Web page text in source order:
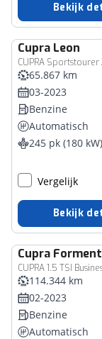
Bekijk
Cupra Leon
65.867 km
03-2023
Benzine
Automatisch
245 pk (180 kW)
Vergelijk
Bekijk
Cupra
CUPRA 1.5 TSI
114.344 km
02-2023
Benzine
Automatisch